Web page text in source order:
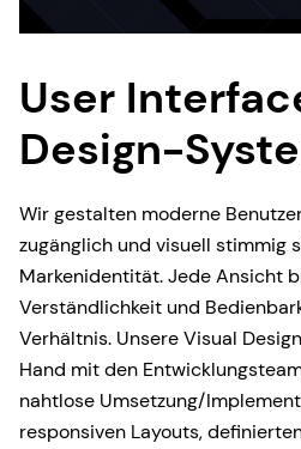
User
Design-
Wir gestalten moderne
zugänglich und visuell stimmig
Markenidentität. Jede Ansicht
Verständlichkeit und
Verhältnis. Unsere Visual
Hand mit den
nahtlose Umsetzung/
responsiven Layouts,